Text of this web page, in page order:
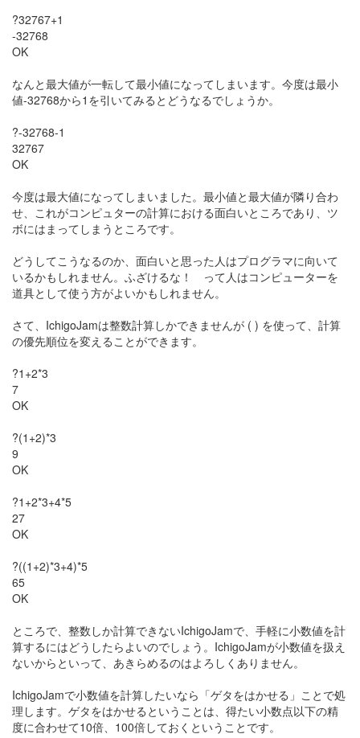
?32767+1
-32768
OK
なんと最大値が一転して最小値になってしまいます。今度は最小
値-32768から1を引いてみるとどうなるでしょうか。
?-32768-1
32767
OK
今度は最大値になってしまいました。最小値と最大値が隣り合わ
せ、これがコンピュターの計算における面白いところであり、ツ
ボにはまってしまうところです。
どうしてこうなるのか、面白いと思った人はプログラマに向いて
いるかもしれません。ふざけるな！ って人はコンピューターを
道具として使う方がよいかもしれません。
さて、IchigoJamは整数計算しかできませんが ( ) を使って、計算
の優先順位を変えることができます。
?1+2*3
7
OK
?(1+2)*3
9
OK
?1+2*3+4*5
27
OK
?((1+2)*3+4)*5
65
OK
ところで、整数しか計算できないIchigoJamで、手軽に小数値を計
算するにはどうしたらよいのでしょう。IchigoJamが小数値を扱え
ないからといって、あきらめるのはよろしくありません。
IchigoJamで小数値を計算したいなら「ゲタをはかせる」ことで処
理します。ゲタをはかせるということは、得たい小数点以下の精
度に合わせて10倍、100倍しておくということです。